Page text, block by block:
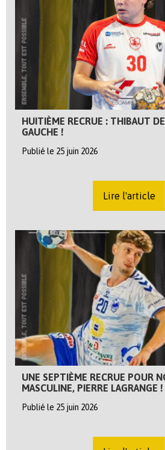
HUITIÈME RECRUE : THIBAUT
GAUCHE !
Publié le 25 juin 2026
Lire l'article
UNE SEPTIÈME RECRUE POUR
MASCULINE, PIERRE LAGRANGE !
Publié le 25 juin 2026